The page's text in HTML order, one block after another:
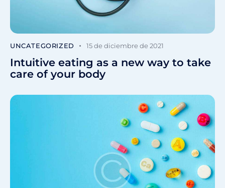
UNCATEGORIZED 15 de diciembre de 2021
Intuitive eating as a new way to take
care of your body